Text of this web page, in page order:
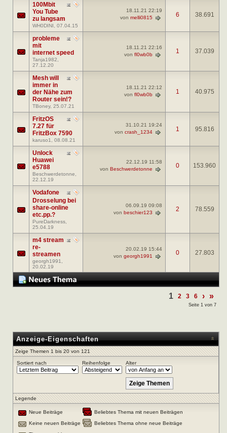
100Mbit
You Tube
zu langsam
WH0DINI , 07.04.15
18.11.21 22:19
von melli0815 6 38.691
probleme
mit
internet speed
Tanja1982
27.12.20
18.11.21 22:16
von fl0wb0b 1 37.039
Mesh will
immer in
der Nähe zum
Router sein!?
TBoney, 25.07.21
18.11.21 22:12
von fl0wb0b 1 40.975
FritzOS
7.27 für
FritzBox 7590
karuso1 , 08.08.21
31.10.21 19:24
von crash_1234 1 95.816
Unlock
Huawei
e5788
Beschwerdetonne
22.12.19
22.12.19 11:58
von Beschwerdetonne 0 153.960
Vodafone
Drosselung bei
share-online
etc.pp.?
PureDarkness
25.04.19
06.09.19 09:08
von beschier123 2 78.559
m4 stream
re-
streamen
georgh1991
20.02.19
20.02.19 15:44
von georgh1991 0 27.803
1 2 3 6 › »
Seite 1 von 7
Anzeige-Eigenschaften
Zeige Themen 1 bis 20 von 121
Sortiert nach Reihenfolge Alter
Legende
Neue Beiträge
Beliebtes Thema mit neuen Beiträgen
Keine neuen Beiträge
Beliebtes Thema ohne neue Beiträge